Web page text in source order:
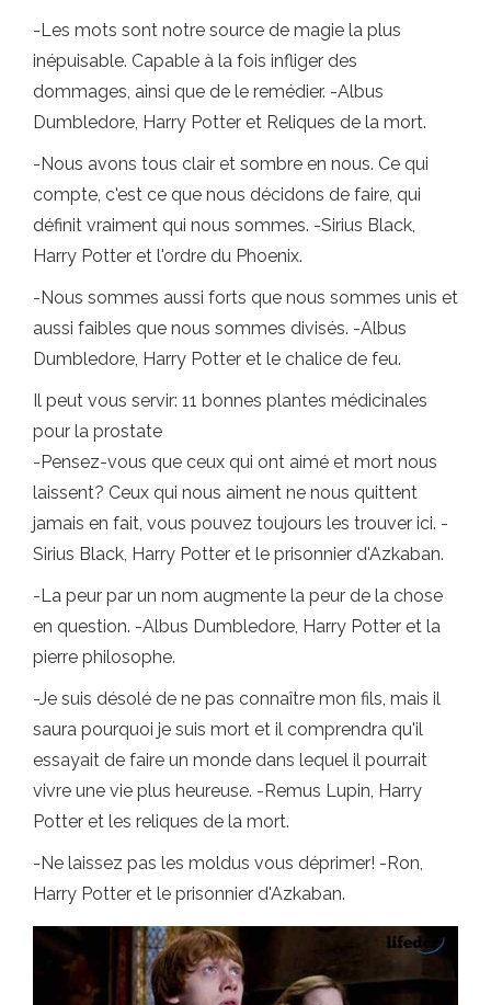
-Les mots sont notre source de magie la plus
inépuisable. Capable à la fois infliger des
dommages, ainsi que de le remédier. -Albus
Dumbledore, Harry Potter et Reliques de la mort.
-Nous avons tous clair et sombre en nous. Ce qui
compte, c'est ce que nous décidons de faire, qui
définit vraiment qui nous sommes. -Sirius Black,
Harry Potter et l'ordre du Phoenix.
-Nous sommes aussi forts que nous sommes unis et
aussi faibles que nous sommes divisés. -Albus
Dumbledore, Harry Potter et le chalice de feu.
Il peut vous servir: 11 bonnes plantes médicinales
pour la prostate
-Pensez-vous que ceux qui ont aimé et mort nous
laissent? Ceux qui nous aiment ne nous quittent
jamais en fait, vous pouvez toujours les trouver ici. -
Sirius Black, Harry Potter et le prisonnier d'Azkaban.
-La peur par un nom augmente la peur de la chose
en question. -Albus Dumbledore, Harry Potter et la
pierre philosophe.
-Je suis désolé de ne pas connaître mon fils, mais il
saura pourquoi je suis mort et il comprendra qu'il
essayait de faire un monde dans lequel il pourrait
vivre une vie plus heureuse. -Remus Lupin, Harry
Potter et les reliques de la mort.
-Ne laissez pas les moldus vous déprimer! -Ron,
Harry Potter et le prisonnier d'Azkaban.